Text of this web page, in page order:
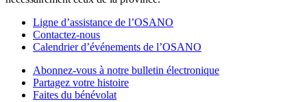
Ligne d’assistance de l’OSANO
Contactez-nous
Calendrier d’événements de l’OSANO
Abonnez-vous à notre bulletin électronique
Partagez votre histoire
Faites du bénévolat